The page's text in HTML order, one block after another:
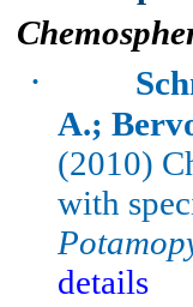
·
A.;
(2010)
with
details